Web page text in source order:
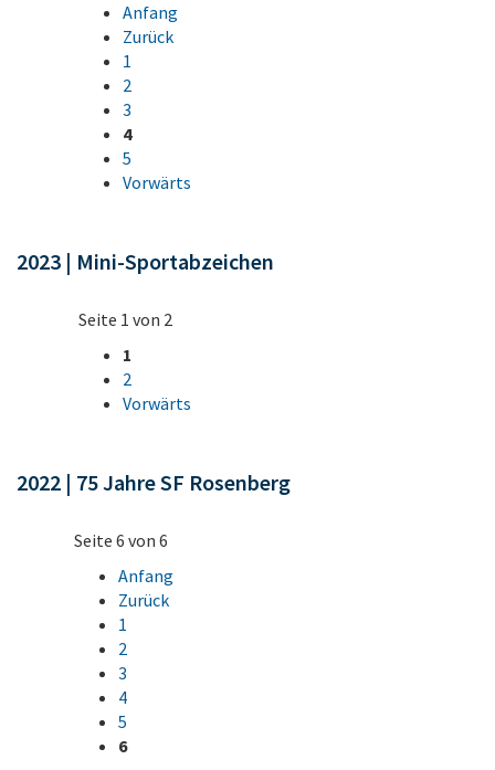
Anfang
Zurück
1
2
3
4
5
Vorwärts
2023 | Mini-Sportabzeichen
Seite 1 von 2
1
2
Vorwärts
2022 | 75 Jahre SF Rosenberg
Seite 6 von 6
Anfang
Zurück
1
2
3
4
5
6